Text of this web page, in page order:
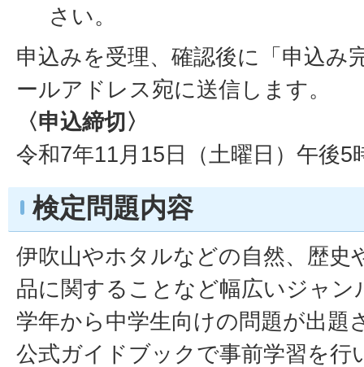
さい。
申込みを受理、確認後に「申込み
ールアドレス宛に送信します。
〈申込締切〉
令和7年11月15日（土曜日）午後5
検定問題内容
伊吹山やホタルなどの自然、歴史
品に関することなど幅広いジャン
学年から中学生向けの問題が出題
公式ガイドブックで事前学習を行